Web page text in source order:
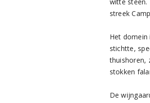
streek
Het
stichtte,
thuishoren,
stokken
De